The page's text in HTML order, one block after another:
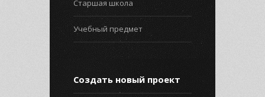
Старшая школа
Учебный предмет
Создать новый проект